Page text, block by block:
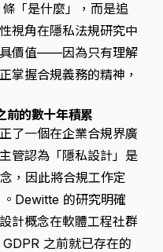
「是什麼」，而是追
視角在隱私法規研究中
價值——因為只有理解
掌握合規義務的精神，
前的數十年積累
了一個在企業合規界廣
管認為「隱私設計」是
，因此將合規工作定
Dewitte 的研究明確
計概念在軟體工程社群
之前就已存在的